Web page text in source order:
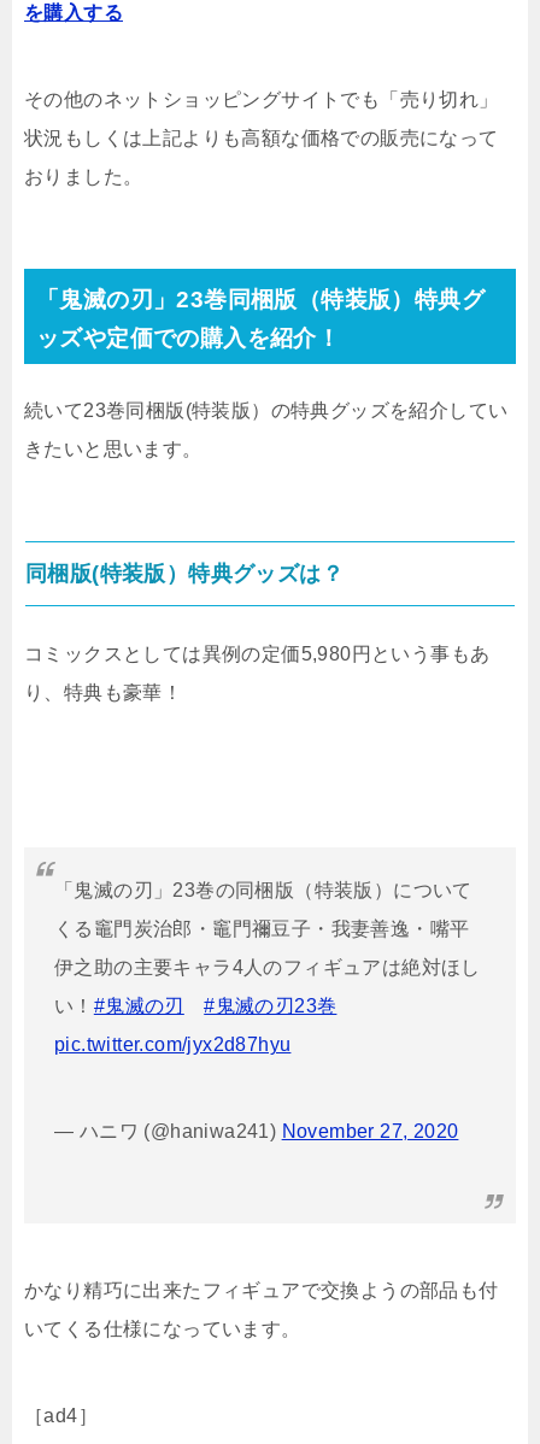
を購入する
その他のネットショッピングサイトでも「売り切れ」
状況もしくは上記よりも高額な価格での販売になって
おりました。
「鬼滅の刃」23巻同梱版（特装版）特典グ
ッズや定価での購入を紹介！
続いて23巻同梱版(特装版）の特典グッズを紹介してい
きたいと思います。
同梱版(特装版）特典グッズは？
コミックスとしては異例の定価5,980円という事もあ
り、特典も豪華！
「鬼滅の刃」23巻の同梱版（特装版）について
くる竈門炭治郎・竈門禰豆子・我妻善逸・嘴平
伊之助の主要キャラ4人のフィギュアは絶対ほし
い！ #鬼滅の刃
#鬼滅の刃23巻
pic.twitter.com/jyx2d87hyu
— ハニワ (@haniwa241) November 27, 2020
かなり精巧に出来たフィギュアで交換ようの部品も付
いてくる仕様になっています。
［ad4］